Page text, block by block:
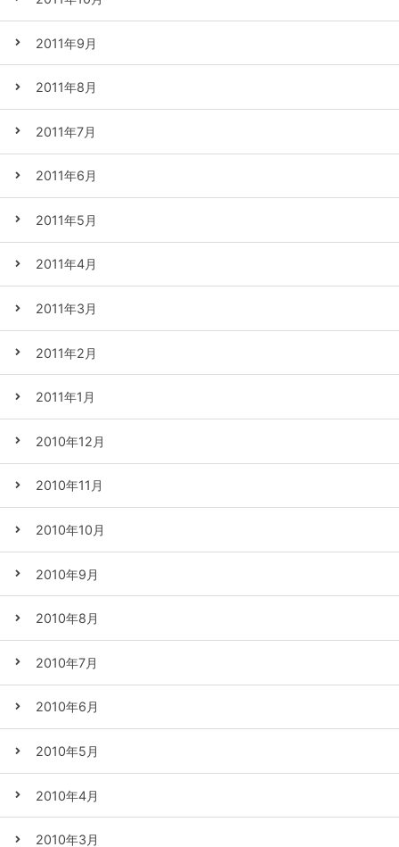
2011年9月
2011年8月
2011年7月
2011年6月
2011年5月
2011年4月
2011年3月
2011年2月
2011年1月
2010年12月
2010年11月
2010年10月
2010年9月
2010年8月
2010年7月
2010年6月
2010年5月
2010年4月
2010年3月